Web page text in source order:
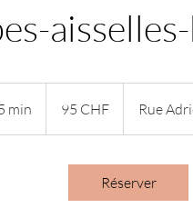
min
5
suisses
95 CHF Rue
Réserver